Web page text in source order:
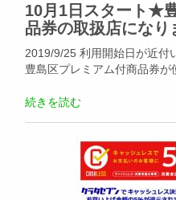
10月1日スタート★
品券の取扱店になり
2019/9/25 利用開始日が近付
豊島区プレミアム付商品券が
続きを読む